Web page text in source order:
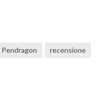
Pendragon
recensione